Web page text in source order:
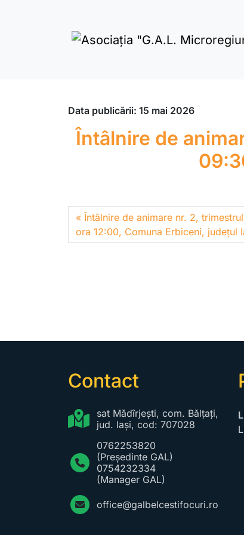
Data publicării: 15 mai 2026
Întâlnire de
Întâlnire de animare nr. 2,
ora 12:00, Comuna Erbiceni, județul
Contact
sat Mădîrjești, com. Bălțați,
jud. Iași, cod: 707028
0762253820
(Președinte GAL)
0754232334
(Manager GAL)
office@galbelcestifocuri.ro